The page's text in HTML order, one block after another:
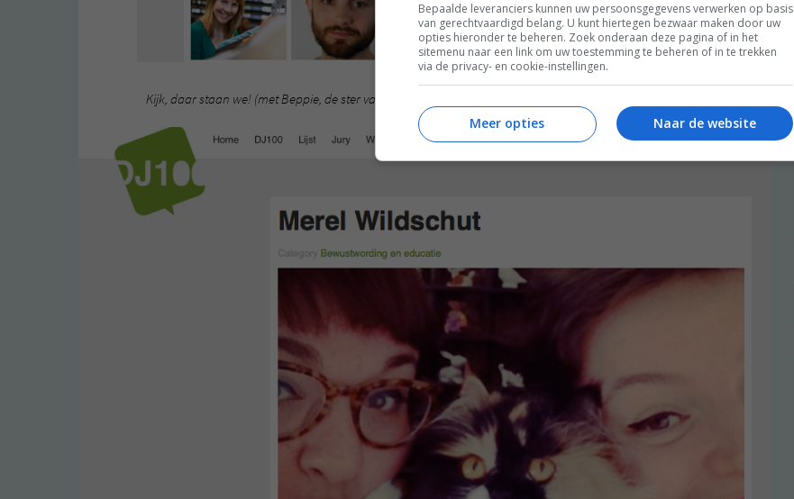
Kijk, daar staan we! (met Beppie, de ster van ons blog)
Bepaalde leveranciers kunnen uw persoonsgegevens verwerken op basis
van gerechtvaardigd belang. U kunt hiertegen bezwaar maken door uw
opties hieronder te beheren. Zoek onderaan deze pagina of in het
sitemenu naar een link om uw toestemming te beheren of in te trekken
via de privacy- en cookie-instellingen.
Naar de website
Meer opties